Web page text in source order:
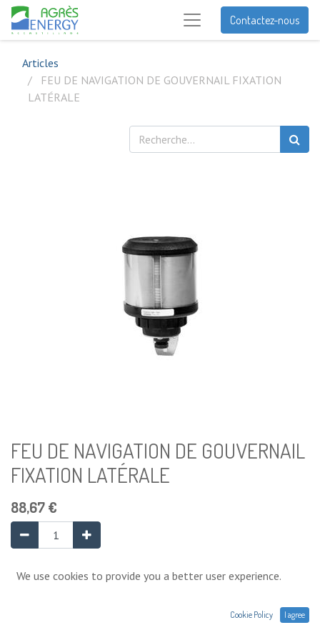
Contactez-nous
Articles
FEU DE NAVIGATION DE GOUVERNAIL FIXATION
LATÉRALE
FEU DE NAVIGATION DE GOUVERNAIL
FIXATION LATÉRALE
88,67€
Ajouter au panier
We use cookies to provide you a better user experience.
Cookie Policy I agree